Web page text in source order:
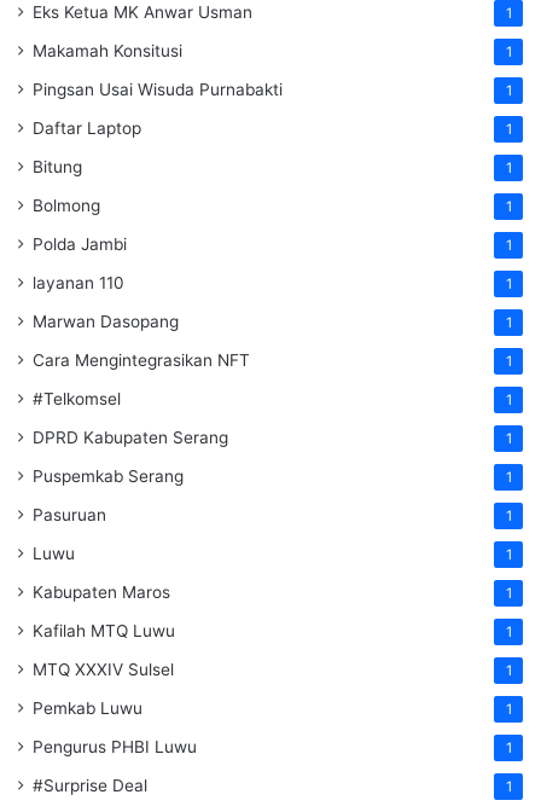
Eks Ketua MK Anwar Usman 1
Makamah Konsitusi 1
Pingsan Usai Wisuda Purnabakti 1
Daftar Laptop 1
Bitung 1
Bolmong 1
Polda Jambi 1
layanan 110 1
Marwan Dasopang 1
Cara Mengintegrasikan NFT 1
#Telkomsel 1
DPRD Kabupaten Serang 1
Puspemkab Serang 1
Pasuruan 1
Luwu 1
Kabupaten Maros 1
Kafilah MTQ Luwu 1
MTQ XXXIV Sulsel 1
Pemkab Luwu 1
Pengurus PHBI Luwu 1
#Surprise Deal 1